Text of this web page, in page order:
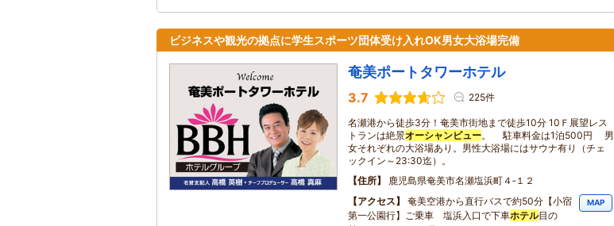
ビジネスや観光の拠点に学生スポーツ団体受け入れOK男女大浴場完備
奄美ポートタワーホテル
3.7 225件
名瀬港から徒歩3分！奄美市街地まで徒歩10分 10Ｆ展望レス
トランは絶景オーシャンビュー。 駐車料金は1泊500円 男
女それぞれの大浴場あり。男性大浴場にはサウナ有り（チェ
ックイン～23:30迄）。
住所
鹿児島県奄美市名瀬塩浜町４‐１２
アクセス
奄美空港から直行バスで約50分【小宿
第一公園行】ご乗車 塩浜入口で下車ホテル目の
MAP